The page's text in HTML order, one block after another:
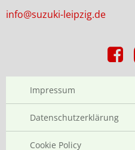
info@suzuki-leipzig.de
Impressum
Datenschutzerklärung
Cookie Policy